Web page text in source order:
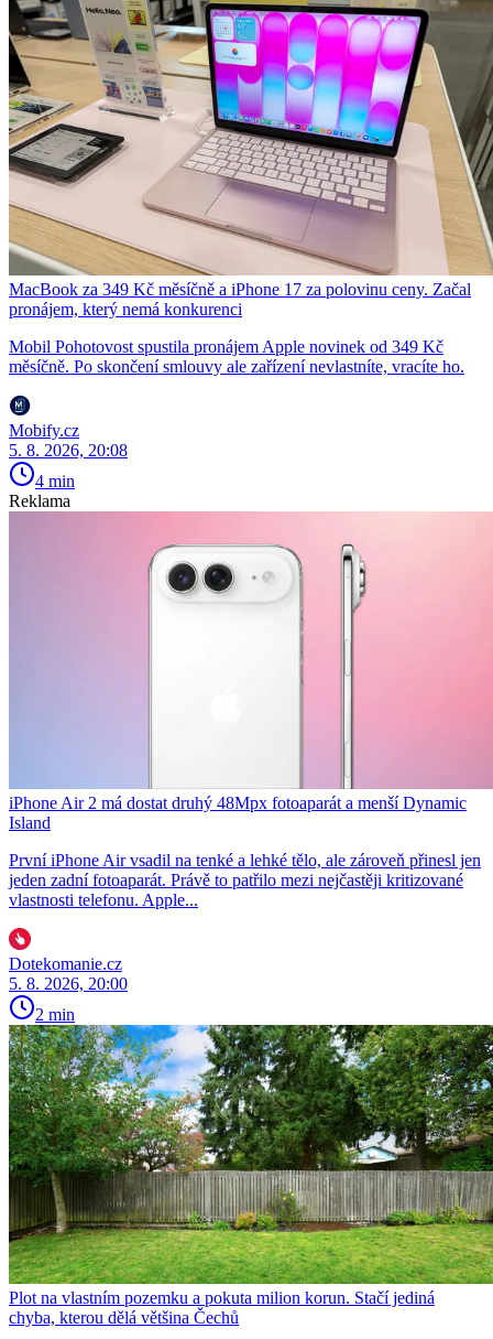
MacBook za 349 Kč měsíčně a iPhone 17 za polovinu ceny. Začal
pronájem, který nemá konkurenci
Mobil Pohotovost spustila pronájem Apple novinek od 349 Kč
měsíčně. Po skončení smlouvy ale zařízení nevlastníte, vracíte ho.
Mobify.cz
5. 8. 2026, 20:08
4 min
Reklama
iPhone Air 2 má dostat druhý 48Mpx fotoaparát a menší Dynamic
Island
První iPhone Air vsadil na tenké a lehké tělo, ale zároveň přinesl jen
jeden zadní fotoaparát. Právě to patřilo mezi nejčastěji kritizované
vlastnosti telefonu. Apple...
Dotekomanie.cz
5. 8. 2026, 20:00
2 min
Plot na vlastním pozemku a pokuta milion korun. Stačí jediná
chyba, kterou dělá většina Čechů